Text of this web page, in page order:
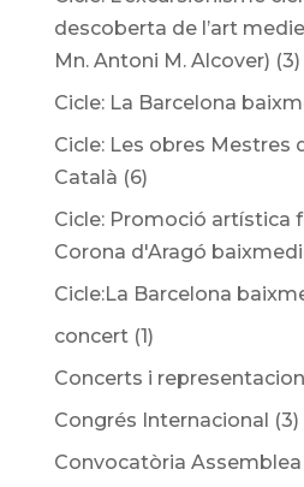
descoberta de l’art
Mn. Antoni M. Alcover) (3)
Cicle: La Barcelona
Cicle: Les obres Mestres
Català (6)
Cicle: Promoció artística
Corona d'Aragó
Cicle:La Barcelona
concert(1)
Concerts i
Congrés Internacional (3)
Convocatòria Assemblea